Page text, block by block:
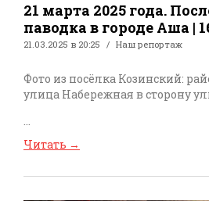
21 марта 2025 года.
паводка в городе Аша |
21.03.2025 в 20:25 Наш репортаж
Фото из посёлка Козинский:
улица Набережная в сторону
...
Читать →